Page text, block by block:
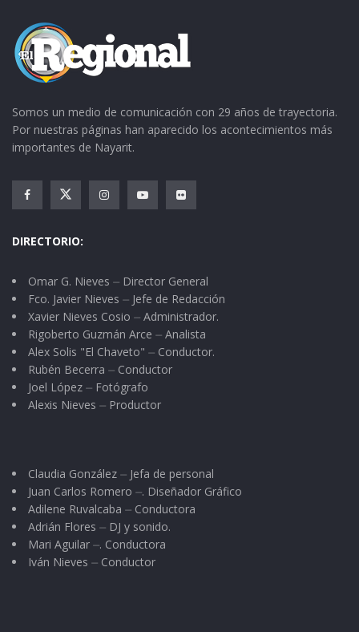
Somos un medio de comunicación con 29 años de trayectoria.
Por nuestras páginas han aparecido los acontecimientos más
importantes de Nayarit.
DIRECTORIO:
Omar G. Nieves ⏤ Director General
Fco. Javier Nieves ⏤ Jefe de Redacción
Xavier Nieves Cosio ⏤ Administrador.
Rigoberto Guzmán Arce ⏤ Analista
Alex Solis "El Chaveto" ⏤ Conductor.
Rubén Becerra ⏤ Conductor
Joel López ⏤ Fotógrafo
Alexis Nieves ⏤ Productor
Claudia González ⏤ Jefa de personal
Juan Carlos Romero ⏤. Diseñador Gráfico
Adilene Ruvalcaba ⏤ Conductora
Adrián Flores ⏤ DJ y sonido.
Mari Aguilar ⏤. Conductora
Iván Nieves ⏤ Conductor